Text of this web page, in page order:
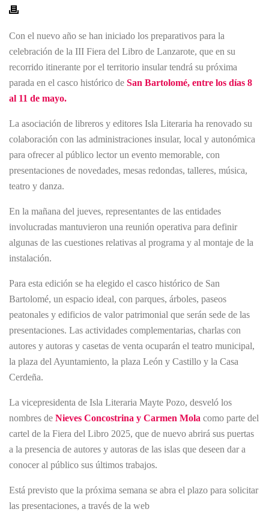
Con el nuevo año se han iniciado los preparativos para la
celebración de la III Fiera del Libro de Lanzarote, que en su
recorrido itinerante por el territorio insular tendrá su próxima
parada en el casco histórico de San Bartolomé, entre los días 8
al 11 de mayo.
La asociación de libreros y editores Isla Literaria ha renovado su
colaboración con las administraciones insular, local y autonómica
para ofrecer al público lector un evento memorable, con
presentaciones de novedades, mesas redondas, talleres, música,
teatro y danza.
En la mañana del jueves, representantes de las entidades
involucradas mantuvieron una reunión operativa para definir
algunas de las cuestiones relativas al programa y al montaje de la
instalación.
Para esta edición se ha elegido el casco histórico de San
Bartolomé, un espacio ideal, con parques, árboles, paseos
peatonales y edificios de valor patrimonial que serán sede de las
presentaciones. Las actividades complementarias, charlas con
autores y autoras y casetas de venta ocuparán el teatro municipal,
la plaza del Ayuntamiento, la plaza León y Castillo y la Casa
Cerdeña.
La vicepresidenta de Isla Literaria Mayte Pozo, desveló los
nombres de Nieves Concostrina y Carmen Mola como parte del
cartel de la Fiera del Libro 2025, que de nuevo abrirá sus puertas
a la presencia de autores y autoras de las islas que deseen dar a
conocer al público sus últimos trabajos.
Está previsto que la próxima semana se abra el plazo para solicitar
las presentaciones, a través de la web